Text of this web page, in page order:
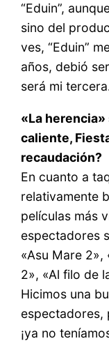
“Eduin”,
sino del
ves, “Eduin”
años, debió
será mi
«La
caliente,
recaudación?
En cuanto a
relativamente
películas más
espectadores
«Asu Mare 2»,
2», «Al filo de
Hicimos una
espectadores,
¡ya no